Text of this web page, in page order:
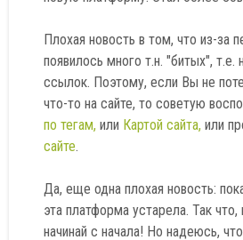
Плохая новость в том, что из-за
появилось много т.н. "битых",
ссылок. Поэтому, если Вы не
что-то на сайте, то советую
по тегам, или Картой сайта, или
сайте.
Да, еще одна плохая новость:
эта платформа устарела. Так
начинай с начала! Но надеюсь,